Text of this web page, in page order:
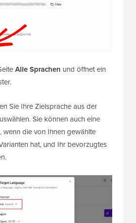
Alle Sprachen und öffnet ein
Sie Ihre Zielsprache aus der
Sie können auch eine
wenn die von Ihnen gewählte
hat, und Ihr bevorzugtes